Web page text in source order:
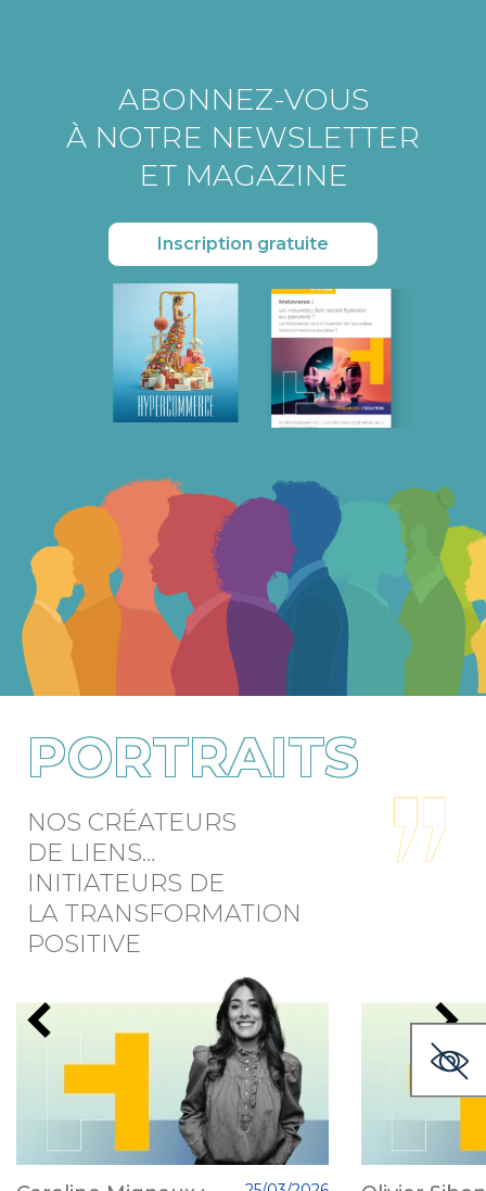
ABONNEZ-VOUS
À NOTRE NEWSLETTER
ET MAGAZINE
Inscription gratuite
PORTRAITS
NOS CRÉATEURS
DE LIENS…
INITIATEURS DE
LA TRANSFORMATION
POSITIVE